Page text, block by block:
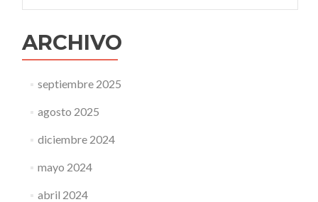
ARCHIVO
septiembre 2025
agosto 2025
diciembre 2024
mayo 2024
abril 2024